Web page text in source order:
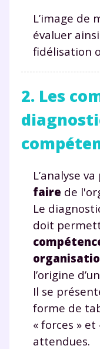
L’image de
évaluer
fidélisation
2. Les
L’analyse
faire de
Le
doit
l’origine
Il se
forme de
« forces »
attendues.